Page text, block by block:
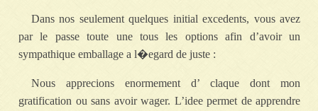
Dans nos seulement quelques initial excedents, vous avez
par le passe toute une tous les options afin d’avoir un
sympathique emballage a l�egard de juste :
Nous apprecions enormement d’ claque dont mon
gratification ou sans avoir wager. L’idee permet de apprendre